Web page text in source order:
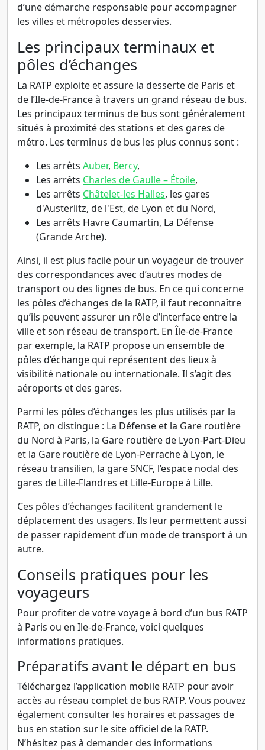
d’une démarche responsable pour accompagner
les villes et métropoles desservies.
Les principaux terminaux et
pôles d’échanges
La RATP exploite et assure la desserte de Paris et
de l’Ile-de-France à travers un grand réseau de bus.
Les principaux terminus de bus sont généralement
situés à proximité des stations et des gares de
métro. Les terminus de bus les plus connus sont :
Les arrêts Auber, Bercy,
Les arrêts Charles de Gaulle – Étoile,
Les arrêts Châtelet-les Halles, les gares
d'Austerlitz, de l'Est, de Lyon et du Nord,
Les arrêts Havre Caumartin, La Défense
(Grande Arche).
Ainsi, il est plus facile pour un voyageur de trouver
des correspondances avec d’autres modes de
transport ou des lignes de bus. En ce qui concerne
les pôles d’échanges de la RATP, il faut reconnaître
qu’ils peuvent assurer un rôle d’interface entre la
ville et son réseau de transport. En Île-de-France
par exemple, la RATP propose un ensemble de
pôles d’échange qui représentent des lieux à
visibilité nationale ou internationale. Il s’agit des
aéroports et des gares.
Parmi les pôles d’échanges les plus utilisés par la
RATP, on distingue : La Défense et la Gare routière
du Nord à Paris, la Gare routière de Lyon-Part-Dieu
et la Gare routière de Lyon-Perrache à Lyon, le
réseau transilien, la gare SNCF, l’espace nodal des
gares de Lille-Flandres et Lille-Europe à Lille.
Ces pôles d’échanges facilitent grandement le
déplacement des usagers. Ils leur permettent aussi
de passer rapidement d’un mode de transport à un
autre.
Conseils pratiques pour les
voyageurs
Pour profiter de votre voyage à bord d’un bus RATP
à Paris ou en Ile-de-France, voici quelques
informations pratiques.
Préparatifs avant le départ en bus
Téléchargez l’application mobile RATP pour avoir
accès au réseau complet de bus RATP. Vous pouvez
également consulter les horaires et passages de
bus en station sur le site officiel de la RATP.
N’hésitez pas à demander des informations